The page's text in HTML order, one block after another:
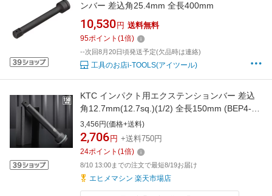
ンバー 差込角25.4mm 全長400mm
10,530 円 送料無料
95ポイント (1倍)
--次回8月20日頃発送予定(欠品時は連絡)
工具のお店i-TOOLS(アイツール)
KTC インパクト用エクステンションバー 差込
角12.7mm(12.7sq.)(1/2) 全長150mm (BEP4-
150)(4989433608440) 京都機械工具
3,456円(価格+送料)
2,706 円 +送料750円
24ポイント (1倍)
8/10 13:00までの注文で最短8/19お届け
エヒメマシン 楽天市場店